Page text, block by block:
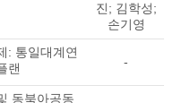
진; 김학성;
손기영
: 통일대계연
랜
-
동북아공동